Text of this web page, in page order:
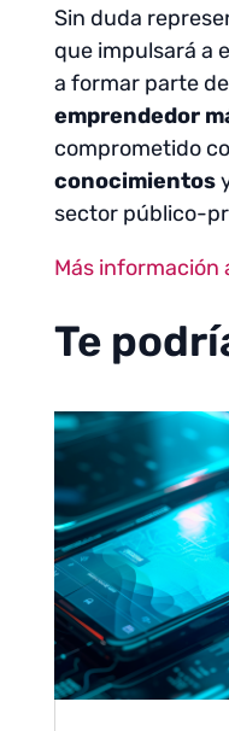
Sin duda
que impulsará a
a formar parte
emprendedor
comprometido
conocimientos
sector público-
Más información
Te